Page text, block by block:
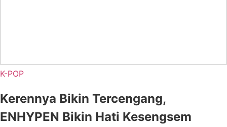
K-POP
Kerennya Bikin Tercengang,
ENHYPEN Bikin Hati Kesengsem